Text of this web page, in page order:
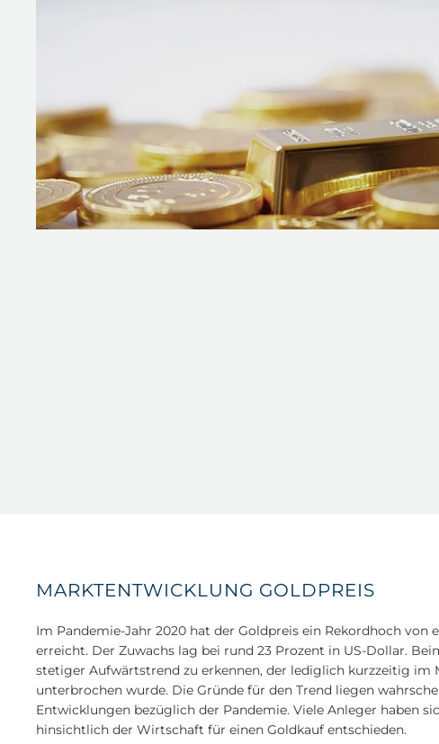
MARKTENTWICKLUNG GOLDPREIS
Im Pandemie-Jahr 2020 hat der Goldpreis ein Rekordhoch von
erreicht. Der Zuwachs lag bei rund 23 Prozent in US-Dollar.
stetiger Aufwärtstrend zu erkennen, der lediglich kurzzeitig im
unterbrochen wurde. Die Gründe für den Trend liegen
Entwicklungen bezüglich der Pandemie. Viele Anleger haben
hinsichtlich der Wirtschaft für einen Goldkauf entschieden.